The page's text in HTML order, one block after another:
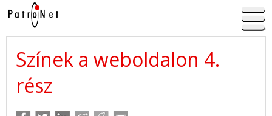
Színek a weboldalon 4.
rész